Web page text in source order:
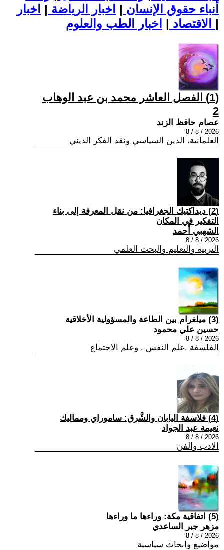
أنباء حقوق الإنسان | اخبار الرياضة | اخبار
الاقتصاد | |
(1) الفصل العاشر محمد بن عبد الوهاب
2
عصام حافظ الزند
2026 / 8 / 8
العلمانية، الدين السياسي ونقد الفكر الديني
(2) ديداكتيك الجغرافيا: من نقل المعرفة إلى بناء
التفكير في المكان
الشهبي أحمد
2026 / 8 / 8
التربية والتعليم والبحث العلمي
(3) ميلغرام بين الطاعة والمسؤولية الأخلاقية
حسين علي محمود
2026 / 8 / 8
الفلسفة ,علم النفس , وعلم الاجتماع
(4) فلاسفة اليابان والشَّرق: ساموراي ومماليك
نعيمة عبد الجواد
2026 / 8 / 8
الادب والفن
(5) اتفاقية مكة: وراءها ما وراءها
مزهر جبر الساعدي
2026 / 8 / 8
مواضيع وابحاث سياسية